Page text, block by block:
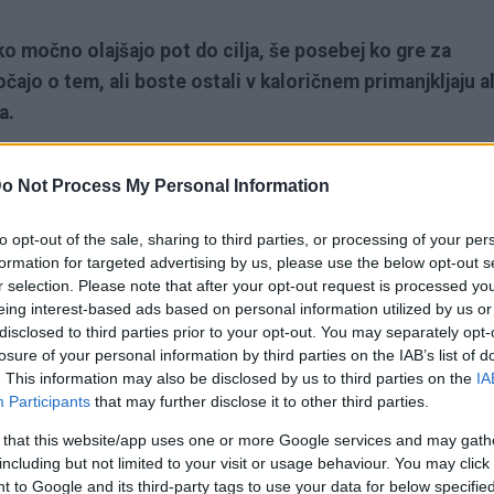
Not Process My Personal Information
opt-out of the sale, sharing to third parties, or processing of your
for targeted advertising by us, please use the below opt-out
selection. Please note that after your opt-out request is processed
interest-based ads based on personal information utilized by us
to third parties prior to your opt-out. You may separately
of your personal information by third parties on the IAB’s list of
This information may also be disclosed by us to third parties on the
Participants that may further disclose it to other third parties.
that this website/app uses one or more Google services and may
but not limited to your visit or usage behaviour. You may
to Google and its third-party tags to use your data for below
močno olajšajo pot do cilja, še posebej ko gre za
o tem, ali boste ostali v kaloričnem primanjkljaju
Welzo, dr. Kezia Joy, za portal
priporoča skoraj vedno. Po njenem mnenju so to
dietetičarka
naslednje prigrizke: